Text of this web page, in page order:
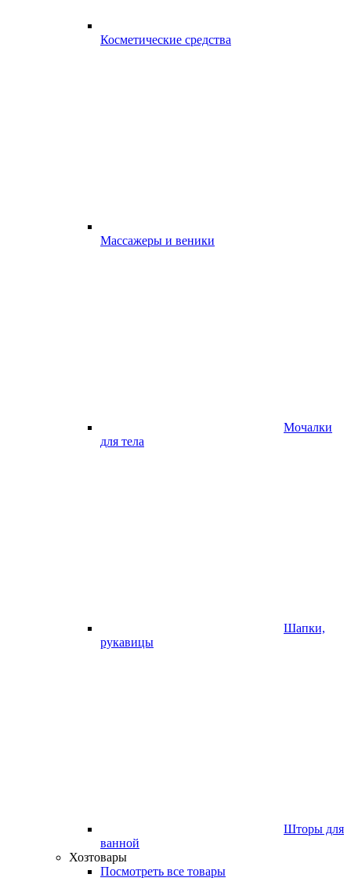
Косметические средства
Массажеры и веники
Мочалки
для тела
Шапки,
рукавицы
Шторы для
ванной
Хозтовары
Посмотреть все товары